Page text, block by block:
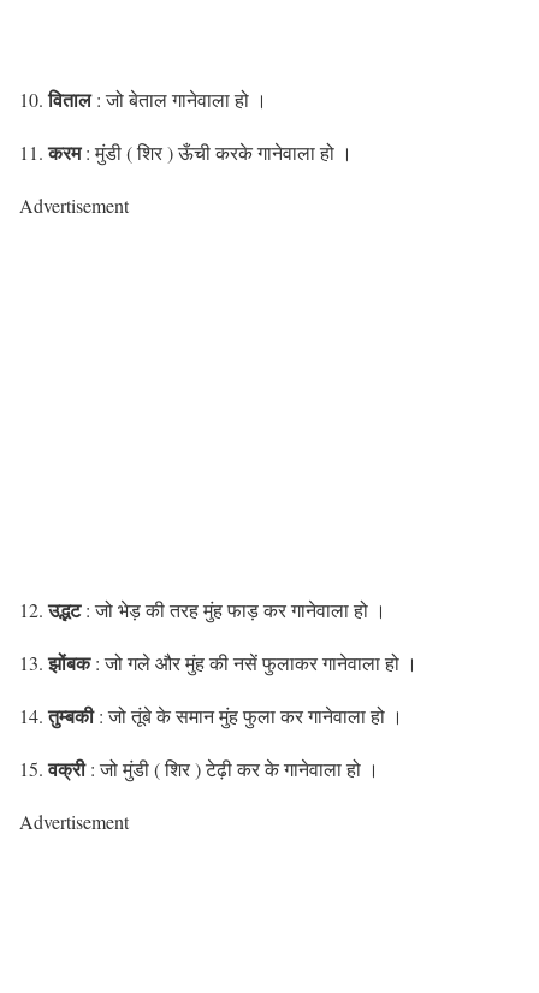
10.विताल: जो बेताल गानेवाला हो ।
11.करम: मुंडी ( शिर ) ऊँची करके गानेवाला हो ।
Advertisement
12.उद्भट: जो भेड़ की तरह मुंह फाड़ कर गानेवाला हो ।
13.झोंबक: जो गले और मुंह की नसें फुलाकर गानेवाला हो ।
14.तुम्बकी: जो तूंबे के समान मुंह फुला कर गानेवाला हो ।
15.वक्री: जो मुंडी ( शिर ) टेढ़ी कर के गानेवाला हो ।
Advertisement